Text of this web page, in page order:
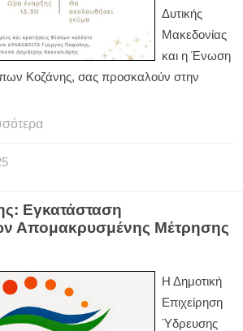
Δυτικής
Μακεδονίας
και η Ένωση
Κοζάνης, σας προσκαλούν στην
Εγκατάσταση
Απομακρυσμένης Μέτρησης
Η Δημοτική
Επιχείρηση
Ύδρευσης